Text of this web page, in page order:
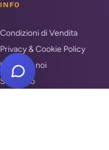
INFO
Condizioni di Vendita
Privacy & Cookie Policy
Unisciti a noi
Supporto